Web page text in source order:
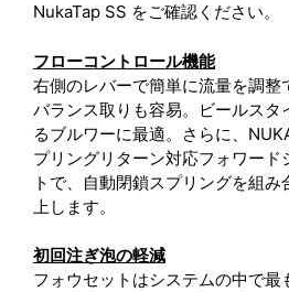
NukaTap SS をご確認ください。
フローコントロール機能
右側のレバーで簡単に流量を調整
バランス取りも容易。ビールスタ
るブルワーに最適。さらに、
プリングリターン対応フォワード
トで、自動閉鎖スプリングを組
上します。
初回注ぎ泡の軽減
フォウセットはシステムの中で最